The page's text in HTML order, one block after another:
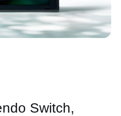
Switch,